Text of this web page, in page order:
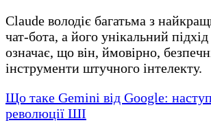
Claude володіє багатьма з
чат-бота, а його унікальний
означає, що він, ймовірно,
інструменти штучного інтелекту.
Що таке Gemini від Google:
революції ШІ